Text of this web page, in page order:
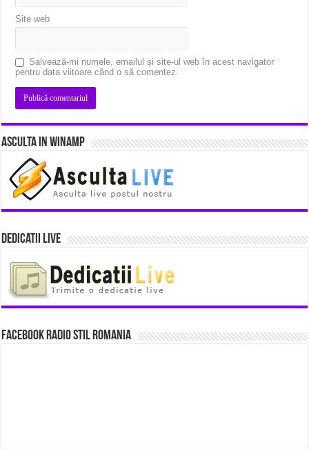
Site web
Salvează-mi numele, emailul și site-ul web în acest navigator
pentru data viitoare când o să comentez.
Asculta in Winamp
Dedicatii Live
Facebook Radio Stil Romania